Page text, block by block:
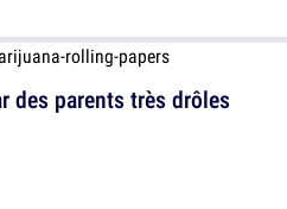
des parents très drôles